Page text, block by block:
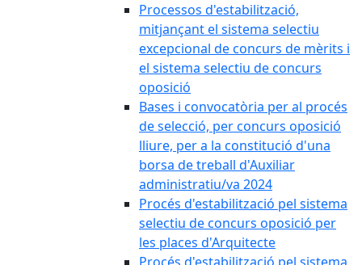
Processos d'estabilització,
mitjançant el sistema selectiu
excepcional de concurs de mèrits i
el sistema selectiu de concurs
oposició
Bases i convocatòria per al procés
de selecció, per concurs oposició
lliure, per a la constitució d'una
borsa de treball d'Auxiliar
administratiu/va 2024
Procés d'estabilització pel sistema
selectiu de concurs oposició per
les places d'Arquitecte